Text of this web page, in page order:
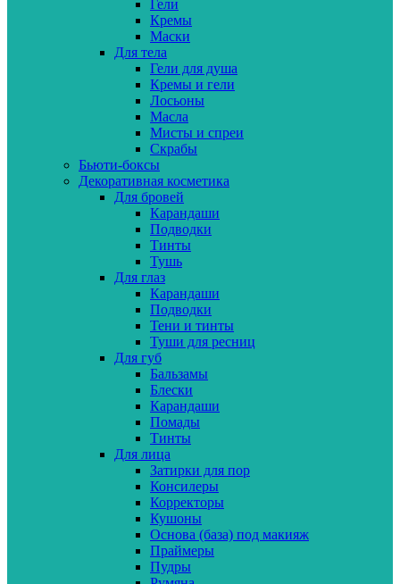
Гели
Кремы
Маски
Для тела
Гели для душа
Кремы и гели
Лосьоны
Масла
Мисты и спреи
Скрабы
Бьюти-боксы
Декоративная косметика
Для бровей
Карандаши
Подводки
Тинты
Тушь
Для глаз
Карандаши
Подводки
Тени и тинты
Туши для ресниц
Для губ
Бальзамы
Блески
Карандаши
Помады
Тинты
Для лица
Затирки для пор
Консилеры
Корректоры
Кушоны
Основа (база) под макияж
Праймеры
Пудры